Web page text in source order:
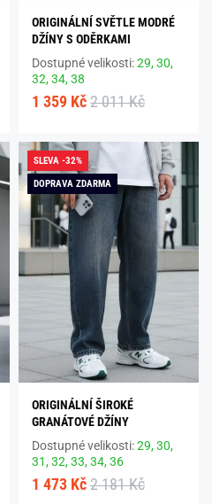
ORIGINÁLNÍ SVĚTLE MODRÉ
DŽÍNY S ODĚRKAMI
Dostupné velikosti:29,30,
32,34,38
1 359 Kč 2 011 Kč
SLEVA -32%
DOPRAVA ZDARMA
ORIGINÁLNÍ ŠIROKÉ
GRANÁTOVÉ DŽÍNY
Dostupné velikosti:29,30,
31,32,33,34,36
1 473 Kč 2 181 Kč